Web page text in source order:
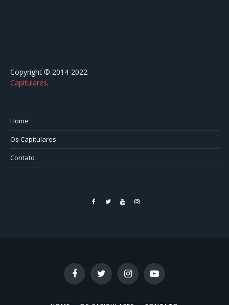
Copyright © 2014-2022
Capitulares.⠀⠀⠀⠀⠀⠀⠀⠀⠀⠀⠀⠀⠀⠀⠀⠀⠀⠀⠀⠀⠀⠀⠀⠀⠀⠀⠀
Home
Os Capitulares
Contato
FacebookTwitterYouTubeInstagram
FacebookTwitter InstagramYouTube